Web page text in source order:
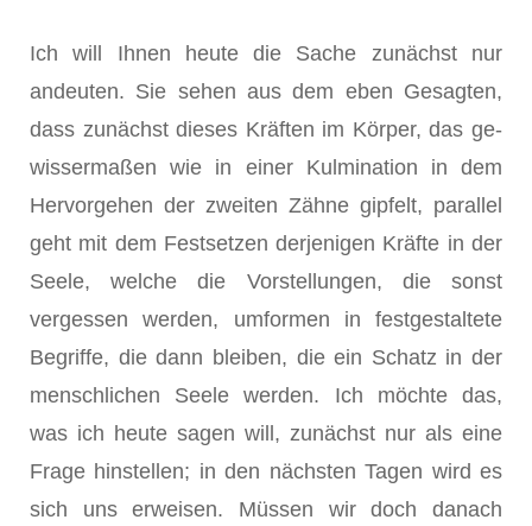
Ich will Ihnen heute die Sache zunächst nur
andeuten. Sie sehen aus dem eben Gesagten,
dass zunächst dieses Kräften im Körper, das ge­
wissermaßen wie in einer Kulmination in dem
Hervorgehen der zwei­ten Zähne gipfelt, parallel
geht mit dem Festsetzen derjenigen Kräfte in der
Seele, welche die Vorstellungen, die sonst
vergessen werden, um­formen in festgestaltete
Begriffe, die dann bleiben, die ein Schatz in der
menschlichen Seele werden. Ich möchte das,
was ich heute sagen will, zunächst nur als eine
Frage hinstellen; in den nächsten Tagen wird es
sich uns erweisen. Müssen wir doch danach